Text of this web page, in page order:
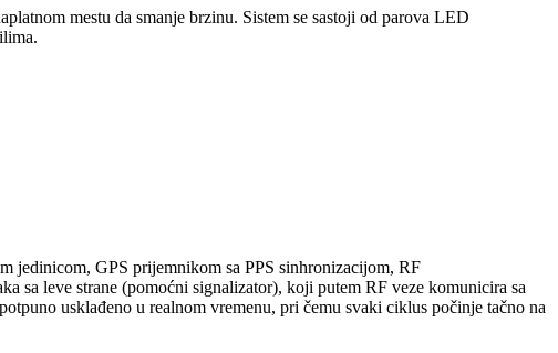
mestu da smanje brzinu. Sistem se sastoji od parova LED
jedinicom, GPS prijemnikom sa PPS sinhronizacijom, RF
sa leve strane (pomoćni signalizator), koji putem RF veze komunicira sa
usklađeno u realnom vremenu, pri čemu svaki ciklus počinje tačno na